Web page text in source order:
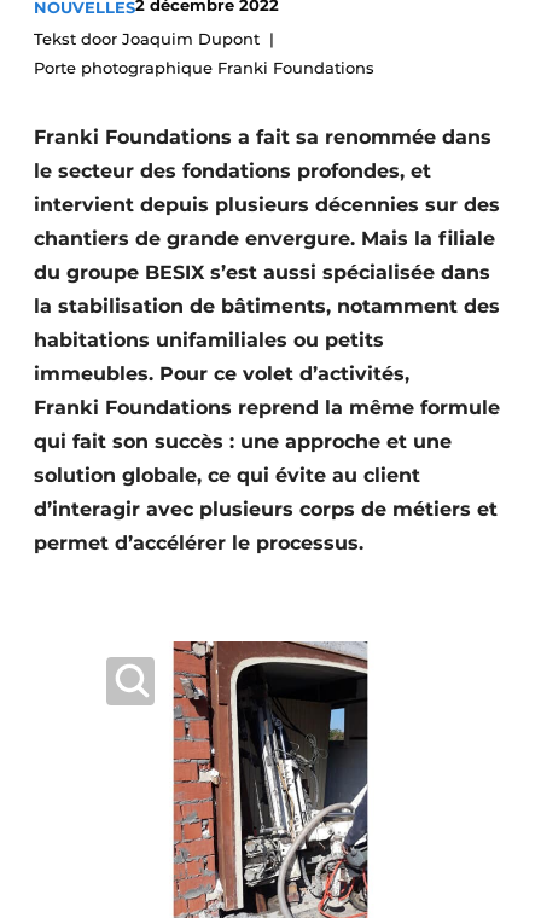
Video’s
Construction bois
Contrôle d’accès
Éclairage
Fondations
Façades
Géotextiles
Infrastructures souterraines et égouttage
Sécurité incendie
Techniques ferroviaires
Travaux ferroviaires
NOUVELLES2 décembre 2022
Tekst door Joaquim Dupont
Porte photographique Franki Foundations
Franki Foundations a fait sa renommée dans
le secteur des fondations profondes, et
intervient depuis plusieurs décennies sur des
chantiers de grande envergure. Mais la filiale
du groupe BESIX s’est aussi spécialisée dans
la stabilisation de bâtiments, notamment des
habitations unifamiliales ou petits
immeubles. Pour ce volet d’activités,
Franki Foundations reprend la même formule
qui fait son succès : une approche et une
solution globale, ce qui évite au client
d’interagir avec plusieurs corps de métiers et
permet d’accélérer le processus.